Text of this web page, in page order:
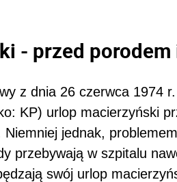
- przed
z dnia 26 czerwca 1974
KP) urlop macierzyński
jednak,
przebywają w szpitalu
swój urlop